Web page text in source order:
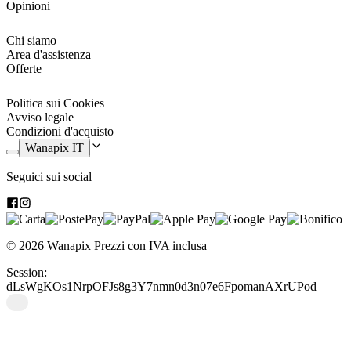
Il materiale usato per confezionare questo prodotto rispetta i requisiti
del certificato OEKO-TEX®, che garantisce che il materiale
soddisfa i criteri di controllo richiesti, compresi gli accessori come
di qualità OEKO-TEX® non sono dannosi per la pelle.
Opinioni
Chi siamo
Area d'assistenza
Offerte
Politica sui Cookies
Avviso legale
Condizioni d'acquisto
Wanapix IT
Seguici sui social
© 2026 Wanapix Prezzi con IVA inclusa
Session:
dLsWgKOs1NrpOFJs8g3Y7nmn0d3n07e6FpomanAXrUPod